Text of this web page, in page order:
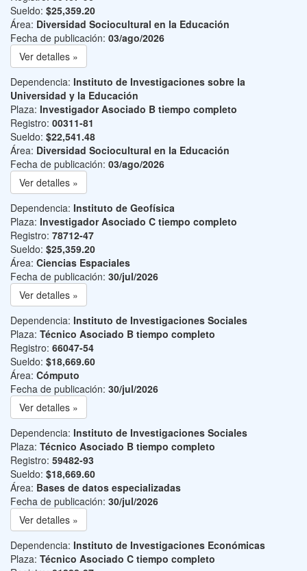
Sueldo: $25,359.20
Área: Diversidad Sociocultural en la Educación
Fecha de publicación: 03/ago/2026
Ver detalles »
Dependencia: Instituto de Investigaciones sobre la
Universidad y la Educación
Plaza: Investigador Asociado B tiempo completo
Registro: 00311-81
Sueldo: $22,541.48
Área: Diversidad Sociocultural en la Educación
Fecha de publicación: 03/ago/2026
Ver detalles »
Dependencia: Instituto de Geofísica
Plaza: Investigador Asociado C tiempo completo
Registro: 78712-47
Sueldo: $25,359.20
Área: Ciencias Espaciales
Fecha de publicación: 30/jul/2026
Ver detalles »
Dependencia: Instituto de Investigaciones Sociales
Plaza: Técnico Asociado B tiempo completo
Registro: 66047-54
Sueldo: $18,669.60
Área: Cómputo
Fecha de publicación: 30/jul/2026
Ver detalles »
Dependencia: Instituto de Investigaciones Sociales
Plaza: Técnico Asociado B tiempo completo
Registro: 59482-93
Sueldo: $18,669.60
Área: Bases de datos especializadas
Fecha de publicación: 30/jul/2026
Ver detalles »
Dependencia: Instituto de Investigaciones Económicas
Plaza: Técnico Asociado C tiempo completo